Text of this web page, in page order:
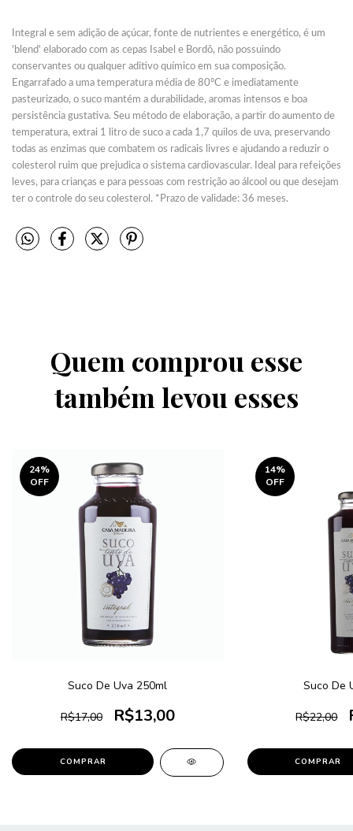
Integral e sem adição de açúcar, fonte de nutrientes e energético, é um
'blend' elaborado com as cepas Isabel e Bordô, não possuindo
conservantes ou qualquer aditivo químico em sua composição.
Engarrafado a uma temperatura média de 80ºC e imediatamente
pasteurizado, o suco mantém a durabilidade, aromas intensos e boa
persistência gustativa. Seu método de elaboração, a partir do aumento de
temperatura, extrai 1 litro de suco a cada 1,7 quilos de uva, preservando
todas as enzimas que combatem os radicais livres e ajudando a reduzir o
colesterol ruim que prejudica o sistema cardiovascular. Ideal para refeições
leves, para crianças e para pessoas com restrição ao álcool ou que desejam
ter o controle do seu colesterol. *Prazo de validade: 36 meses.
Quem comprou esse
também levou esses
24%
OFF
Suco De Uva 250ml
R$17,00 R$13,00
14%
OFF
Suco De
R$22,00